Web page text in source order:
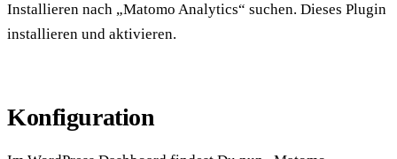
Installieren nach „Matomo Analytics“ suchen. Dieses Plugin
installieren und aktivieren.
Konfiguration